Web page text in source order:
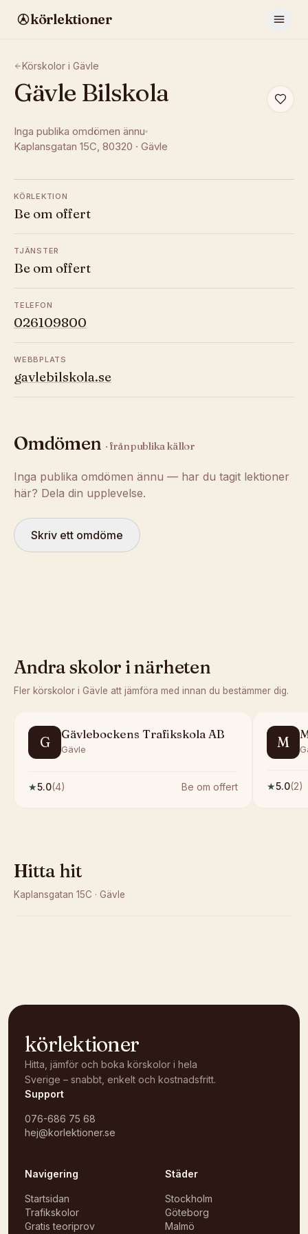
körlektioner
Körskolor i Gävle
Gävle Bilskola
Inga publika omdömen ännu
Kaplansgatan 15C, 80320 · Gävle
KÖRLEKTION
Be om offert
TJÄNSTER
Be om offert
TELEFON
026109800
WEBBPLATS
gavlebilskola.se
Omdömen · från publika källor
Inga publika omdömen ännu — har du tagit lektioner
här? Dela din upplevelse.
Skriv ett omdöme
Andra skolor i närheten
Fler körskolor i Gävle att jämföra med innan du bestämmer dig.
G Gävlebockens Trafikskola AB
Gävle
★5.0(4) Be om offert
M
★5.0(2)
Hitta hit
Kaplansgatan 15C · Gävle
körlektioner
Hitta, jämför och boka körskolor i hela
Sverige – snabbt, enkelt och kostnadsfritt.
Support
076-686 75 68
hej@korlektioner.se
Navigering
Startsidan
Trafikskolor
Gratis teoriprov
Städer
Stockholm
Göteborg
Malmö